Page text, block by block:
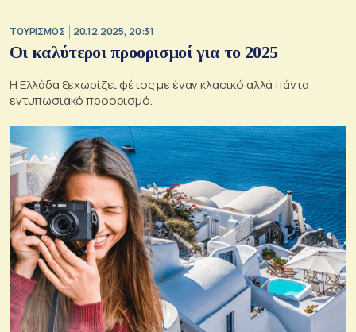
ΤΟΥΡΙΣΜΟΣ 20.12.2025, 20:31
Οι καλύτεροι προορισμοί για το 2025
Η Ελλάδα ξεχωρίζει φέτος με έναν κλασικό αλλά πάντα
εντυπωσιακό προορισμό.